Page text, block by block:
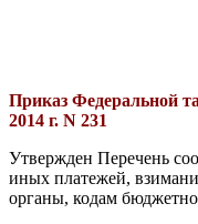
Приказ Федеральной
2014 г. N 231
Утвержден Перечень
иных платежей,
органы, кодам